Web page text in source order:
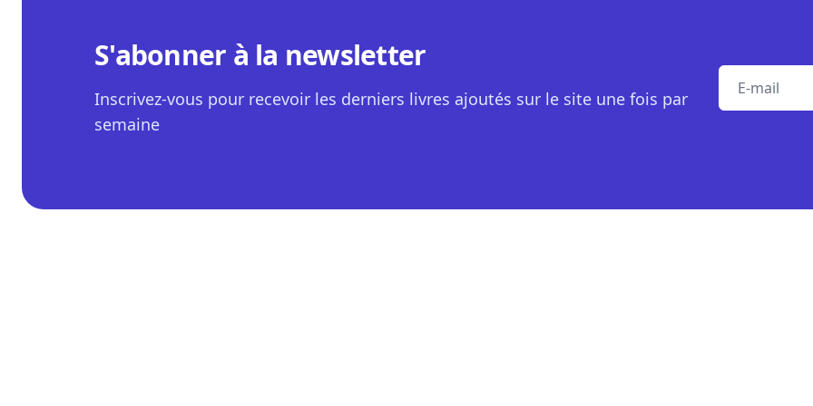
S'abonner à la newsletter
Inscrivez-vous pour recevoir les derniers livres ajoutés sur le site une fois par
semaine
E-mail